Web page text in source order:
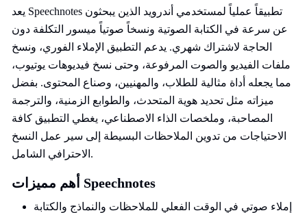
يعد Speechnotes تطبيقاً عملياً لمستخدمي أندرويد الذين يبحثون
عن سرعة في الكتابة الصوتية ونسخاً صوتياً ميسور التكلفة دون
الحاجة لاشتراك شهري. يدعم التطبيق الإملاء الفوري، ونسخ
ملفات الفيديو والصوت المرفوعة، وحتى نسخ فيديوهات يوتيوب،
مما يجعله أداة مثالية للطلاب، والمهنيين، وصناع المحتوى. بفضل
ميزاته مثل تحديد هوية المتحدث، والطوابع الزمنية، والترجمة
المصاحبة، وملخصات الذاء الاصطناعي، يغطي التطبيق كافة
الاحتياجات من تدوين الملاحظات البسيطة إلى سير عمل النسخ
الاحترافي الشامل.
أهم مميزات Speechnotes
إملاء صوتي في الوقت الفعلي للملاحظات والنماذج والكتابة